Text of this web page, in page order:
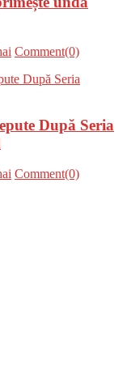
Comment(0)
După Seria
Comment(0)